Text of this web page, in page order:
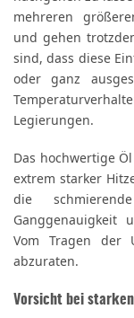
mehreren
und gehen
sind, dass diese
oder ganz
Legierungen.
Das hochwertige
extrem starker
die
Ganggenauigkeit
Vom Tragen
abzuraten.
Vorsicht bei